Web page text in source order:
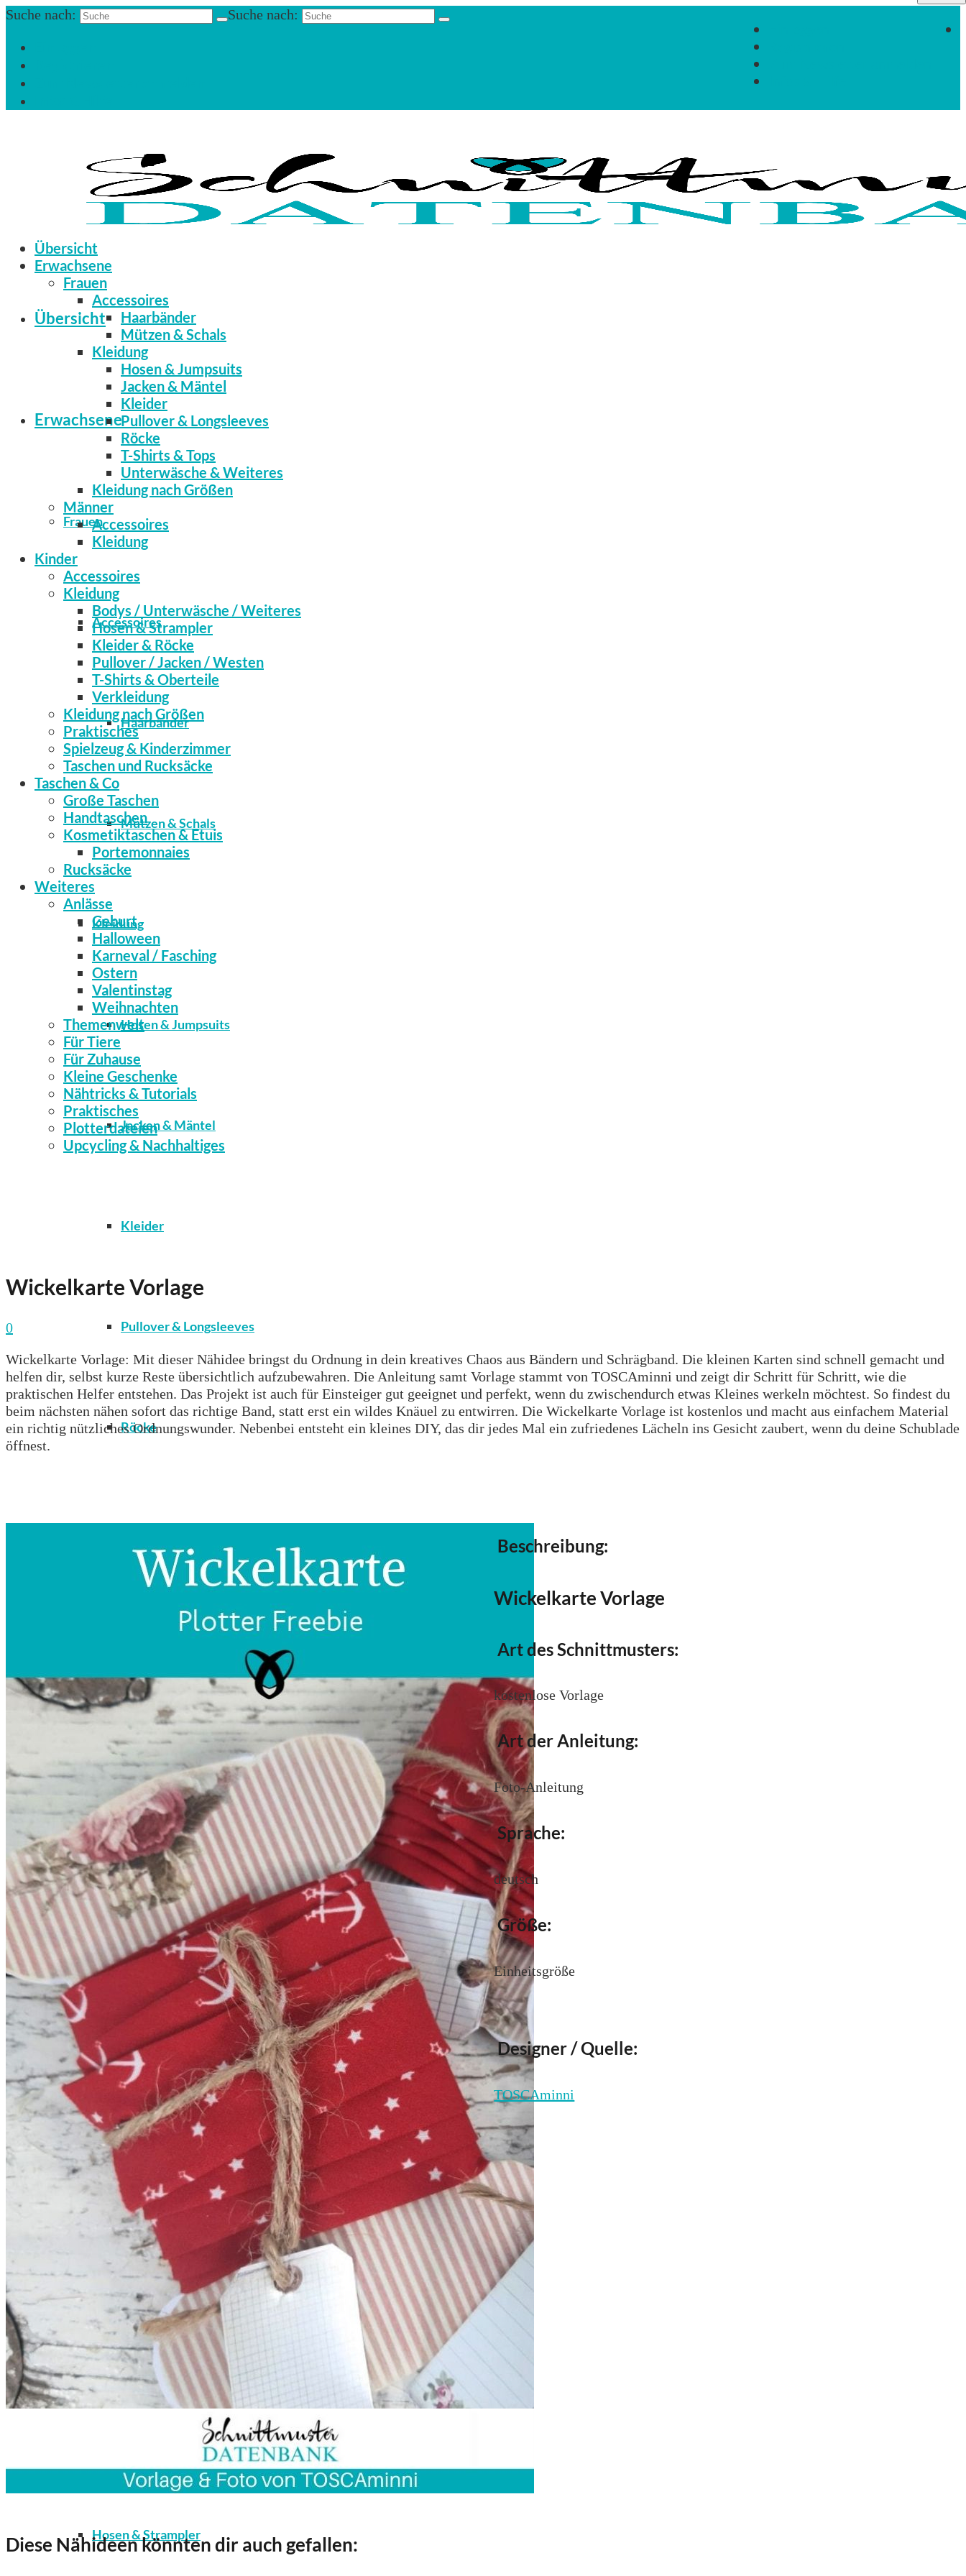
Suche nach: Suche nach:
Übersicht
Erwachsene
Frauen
Accessoires
Haarbänder
Mützen & Schals
Kleidung
Hosen & Jumpsuits
Jacken & Mäntel
Kleider
Pullover & Longsleeves
Röcke
T-Shirts & Tops
Unterwäsche & Weiteres
Kleidung nach Größen
Männer
Accessoires
Kinder
Accessoires
Kleidung
Bodys / Unterwäsche / Weiteres
Hosen & Strampler
Übersicht
Erwachsene
Frauen
Accessoires
Haarbänder
Mützen & Schals
Kleidung
Hosen & Jumpsuits
Jacken & Mäntel
Kleider
Pullover & Longsleeves
Röcke
T-Shirts & Tops
Unterwäsche & Weiteres
Kleidung nach Größen
Männer
Accessoires
Kleidung
Kinder
Accessoires
Kleidung
Bodys / Unterwäsche / Weiteres
Hosen & Strampler
Kleider & Röcke
Pullover / Jacken / Westen
T-Shirts & Oberteile
Verkleidung
Kleidung nach Größen
Praktisches
Spielzeug & Kinderzimmer
Taschen und Rucksäcke
Taschen & Co
Große Taschen
Handtaschen
Kosmetiktaschen & Etuis
Portemonnaies
Rucksäcke
Weiteres
Anlässe
Geburt
Halloween
Karneval / Fasching
Ostern
Valentinstag
Weihnachten
Themenwelt
Für Tiere
Für Zuhause
Kleine Geschenke
Nähtricks & Tutorials
Praktisches
Plotterdateien
Upcycling & Nachhaltiges
Wickelkarte Vorlage
0
Wickelkarte Vorlage: Mit dieser Nähidee bringst du Ordnung in dein kreatives Chaos aus Bändern und Schrägband. Die kleinen Karten sind schnell gemacht und
helfen dir, selbst kurze Reste übersichtlich aufzubewahren. Die Anleitung samt Vorlage stammt von TOSCAminni und zeigt dir Schritt für Schritt, wie die
praktischen Helfer entstehen. Das Projekt ist auch für Einsteiger gut geeignet und perfekt, wenn du zwischendurch etwas Kleines werkeln möchtest. So findest du
beim nächsten nähen sofort das richtige Band, statt erst ein wildes Knäuel zu entwirren. Die Wickelkarte Vorlage ist kostenlos und macht aus einfachem Material
ein richtig nützliches Ordnungswunder. Nebenbei entsteht ein kleines DIY, das dir jedes Mal ein zufriedenes Lächeln ins Gesicht zaubert, wenn du deine Schublade
öffnest.
Beschreibung:
Wickelkarte Vorlage
Art des Schnittmusters:
kostenlose Vorlage
Art der Anleitung:
Foto-Anleitung
Sprache:
deutsch
Größe:
Einheitsgröße
Designer / Quelle:
TOSCAminni
Diese Nähideen könnten dir auch gefallen: